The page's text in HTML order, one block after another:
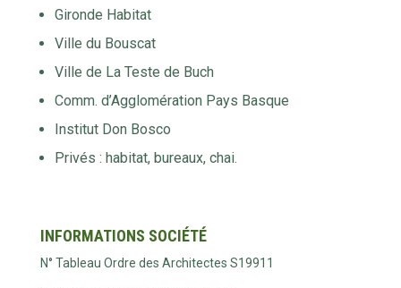
Gironde Habitat
Ville du Bouscat
Ville de La Teste de Buch
Comm. d’Agglomération Pays Basque
Institut Don Bosco
Privés : habitat, bureaux, chai.
INFORMATIONS SOCIÉTÉ
N° Tableau Ordre des Architectes S19911